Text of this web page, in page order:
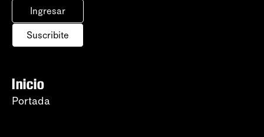
Ingresar
Suscribite
Inicio
Portada